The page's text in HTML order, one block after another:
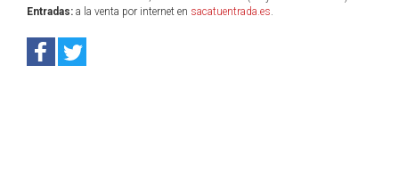
Entradas: a la venta por internet en sacatuentrada.es.